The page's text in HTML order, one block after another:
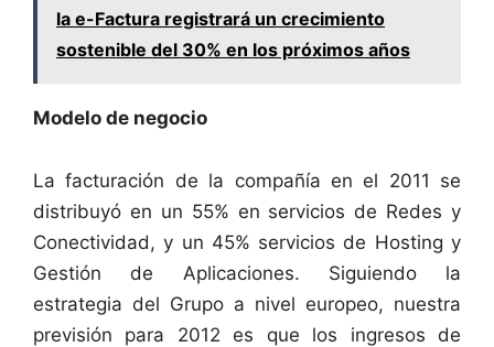
la e-Factura registrará un crecimiento
sostenible del 30% en los próximos años
Modelo de negocio
La facturación de la compañía en el 2011 se
distribuyó en un 55% en servicios de Redes y
Conectividad, y un 45% servicios de Hosting y
Gestión de Aplicaciones. Siguiendo la
estrategia del Grupo a nivel europeo, nuestra
previsión para 2012 es que los ingresos de